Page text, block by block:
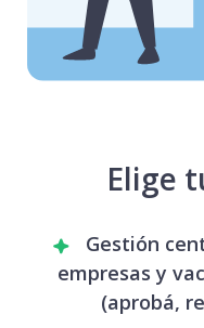
Elige
Gestión
empresas y
(aprobá,